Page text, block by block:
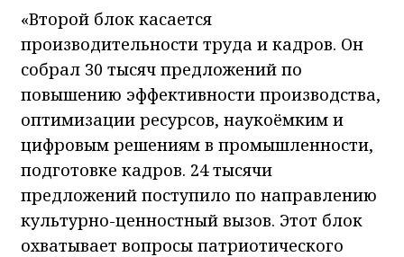
«Второй блок касается
производительности труда и кадров. Он
собрал 30 тысяч предложений по
повышению эффективности производства,
оптимизации ресурсов, наукоёмким и
цифровым решениям в промышленности,
подготовке кадров. 24 тысячи
предложений поступило по направлению
культурно-ценностный вызов. Этот блок
охватывает вопросы патриотического